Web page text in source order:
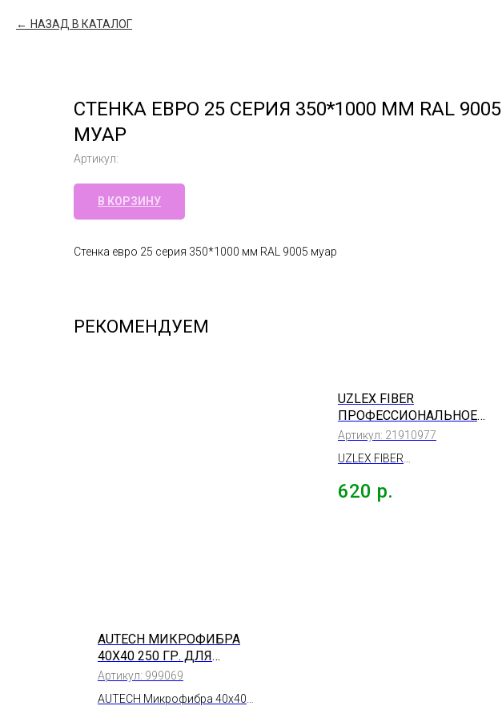
НАЗАД В КАТАЛОГ
СТЕНКА ЕВРО 25 СЕРИЯ 350*1000 ММ RAL 9005
МУАР
Артикул:
В КОРЗИНУ
Стенка евро 25 серия 350*1000 мм RAL 9005 муар
РЕКОМЕНДУЕМ
AUTECH МИКРОФИБРА
40Х40 250 ГР. ДЛЯ
НАНЕСЕНИЯ СОСТАВОВ
100% ПОЛИЭСТЕР
Артикул: 999069
AUTECH Микрофибра 40х40
UZLEX FIBER
ПРОФЕССИОНАЛЬНОЕ
ПОЛОТНО ДЛЯ
150*150ММ, 5ШТ.
Артикул: 21910977
UZLEX FIBER
для удаления пыли
620 р.